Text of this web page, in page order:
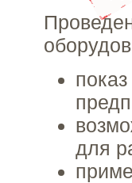
для